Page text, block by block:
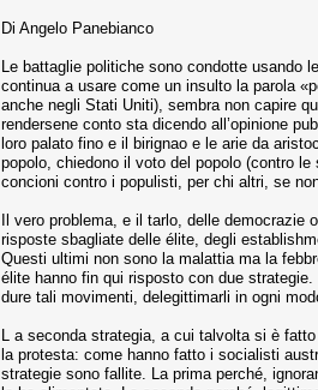
Di Angelo Panebianco
Le battaglie politiche sono condotte usando
continua a usare come un insulto la parola
anche negli Stati Uniti), sembra non capire
rendersene conto sta dicendo all’opinione
loro palato fino e il birignao e le arie da
popolo, chiedono il voto del popolo (contro
concioni contro i populisti, per chi altri, se
Il vero problema, e il tarlo, delle democrazie
risposte sbagliate delle élite, degli
Questi ultimi non sono la malattia ma la
élite hanno fin qui risposto con due
dure tali movimenti, delegittimarli in ogni
L a seconda strategia, a cui talvolta si è
la protesta: come hanno fatto i socialisti
strategie sono fallite. La prima perché,